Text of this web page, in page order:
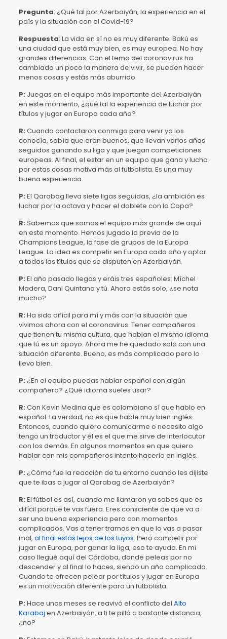
Pregunta: ¿Qué tal por Azerbaiyán, la experiencia en el
país y la situación con el Covid-19?
Respuesta: La vida en sí no es muy diferente. Bakú es
una ciudad que está muy bien, es muy europea. No hay
grandes diferencias. Con el tema del coronavirus ha
cambiado un poco la manera de vivir, se pueden hacer
menos cosas y estás más aburrido.
P: Juegas en el equipo más importante del Azerbaiyán
en este momento, ¿qué tal la experiencia de luchar por
títulos y jugar en Europa cada año?
R: Cuando contactaron conmigo para venir ya los
conocía, sabía que eran buenos, que llevan varios años
seguidos ganando su liga y que juegan competiciones
europeas. Al final, el estar en un equipo que gana y lucha
por estas cosas motiva más al futbolista. Es una muy
buena experiencia.
P: El Qarabag lleva siete ligas seguidas, ¿la ambición es
luchar por la octava y hacer el doblete con la Copa?
R: Sabemos que somos el equipo más grande de aquí
en este momento. Hemos jugado la previa de la
Champions League, la fase de grupos de la Europa
League. La idea es competir en Europa cada año y optar
a todos los títulos que se disputen en Azerbaiyán.
P: El año pasado llegas y eráis tres españoles: Míchel
Madera, Dani Quintana y tú. Ahora estás solo, ¿se nota
mucho?
R: Ha sido difícil para mí y más con la situación que
vivimos ahora con el coronavirus. Tener compañeros
que tienen tu misma cultura, que hablan el mismo idioma
que tú es un apoyo. Ahora me he quedado solo con una
situación diferente. Bueno, es más complicado pero lo
llevo bien.
P: ¿En el equipo puedas hablar español con algún
compañero? ¿Qué idioma sueles usar?
R: Con Kevin Medina que es colombiano sí que hablo en
español. La verdad, no es que hable muy bien inglés.
Entonces, cuando quiero comunicarme o necesito algo
tengo un traductor y él es el que me sirve de interlocutor
con los demás. En algunos momentos en que quiero
hablar con mis compañeros intento hacerlo en inglés.
P: ¿Cómo fue la reacción de tu entorno cuando les dijiste
que te ibas a jugar al Qarabag de Azerbaiyán?
R: El fútbol es así, cuando me llamaron ya sabes que es
difícil porque te vas fuera. Eres consciente de que va a
ser una buena experiencia pero con momentos
complicados. Vas a tener tramos en que lo vas a pasar
mal, al final estás lejos de los tuyos. Pero competir por
jugar en Europa, por ganar la liga, eso te ayuda. En mi
caso llegué aquí del Córdoba, donde peleas por no
descender y al final lo haces, siendo un año complicado.
Cuando te ofrecen pelear por títulos y jugar en Europa
es un motivación diferente para un futbolista.
P: Hace unos meses se reavivó el conflicto del Alto
Karabaj en Azerbaiyán, a ti te pilló a bastante distancia,
¿no?